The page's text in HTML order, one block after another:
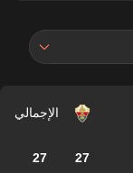
الإجمالي
27
27